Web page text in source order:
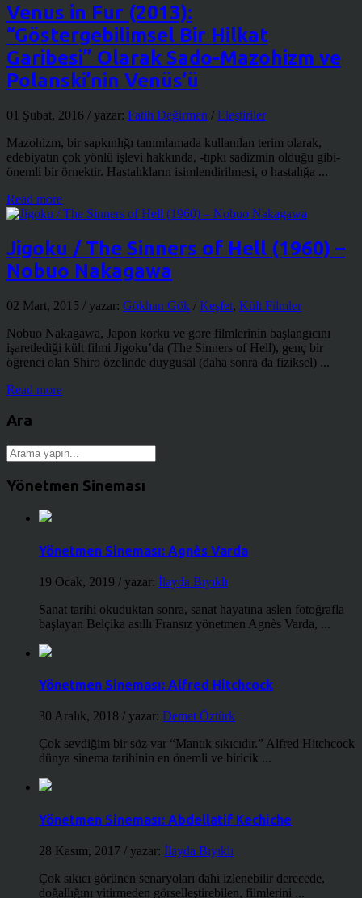
Venus in Fur (2013):
“Göstergebilimsel Bir Hilkat
Garibesi” Olarak Sado-Mazohizm ve
Polanski’nin Venüs’ü
01 Şubat, 2016 / yazar: Fatih Değirmen / Eleştiriler
Mazohizm, bir sapkınlığı tanımlamada kullanılan terim olarak,
edebiyatın çok yönlü işlevi hakkında, -tıpkı sadizmin olduğu gibi-
önemli bir örnektir. Hastalıkların isimlendirilmesi, o hastalığa ...
Read more
Jigoku / The Sinners of Hell (1960) –
Nobuo Nakagawa
02 Mart, 2015 / yazar: Gökhan Gök / Keşfet, Kült Filmler
Nobuo Nakagawa, Japon korku ve gore filmlerinin başlangıcını
işaretlediği kült filmi Jigoku’da (The Sinners of Hell), genç bir
öğrenci olan Shiro özelinde duygusal (daha sonra da fiziksel) ...
Read more
Ara
Yönetmen Sineması
Yönetmen Sineması: Agnès Varda
19 Ocak, 2019 / yazar: İlayda Bıyıklı
Sanat tarihi okuduktan sonra, sanat hayatına aslen fotoğrafla
başlayan Belçika asıllı Fransız yönetmen Agnès Varda, ...
Yönetmen Sineması: Alfred Hitchcock
30 Aralık, 2018 / yazar: Demet Öztürk
Çok sevdiğim bir söz var “Mantık sıkıcıdır.” Alfred Hitchcock
dünya sinema tarihinin en önemli ve biricik ...
Yönetmen Sineması: Abdellatif Kechiche
28 Kasım, 2017 / yazar: İlayda Bıyıklı
Çok sıkıcı görünen senaryoları dahi izlenebilir derecede,
doğallığını yitirmeden görselleştirebilen, filmlerini ...